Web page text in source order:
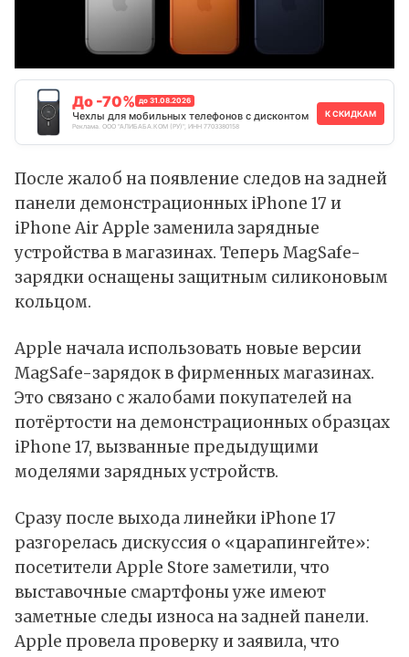
До -70% до 31.08.2026
Чехлы для мобильных телефонов с дисконтом
Реклама. ООО "АЛИБАБА.КОМ (РУ)", ИНН 7703380158
К СКИДКАМ
После жалоб на появление следов на задней
панели демонстрационных iPhone 17 и
iPhone Air Apple заменила зарядные
устройства в магазинах. Теперь MagSafe-
зарядки оснащены защитным силиконовым
кольцом.
Apple начала использовать новые версии
MagSafe-зарядок в фирменных магазинах.
Это связано с жалобами покупателей на
потёртости на демонстрационных образцах
iPhone 17, вызванные предыдущими
моделями зарядных устройств.
Сразу после выхода линейки iPhone 17
разгорелась дискуссия о «царапингейте»:
посетители Apple Store заметили, что
выставочные смартфоны уже имеют
заметные следы износа на задней панели.
Apple провела проверку и заявила, что